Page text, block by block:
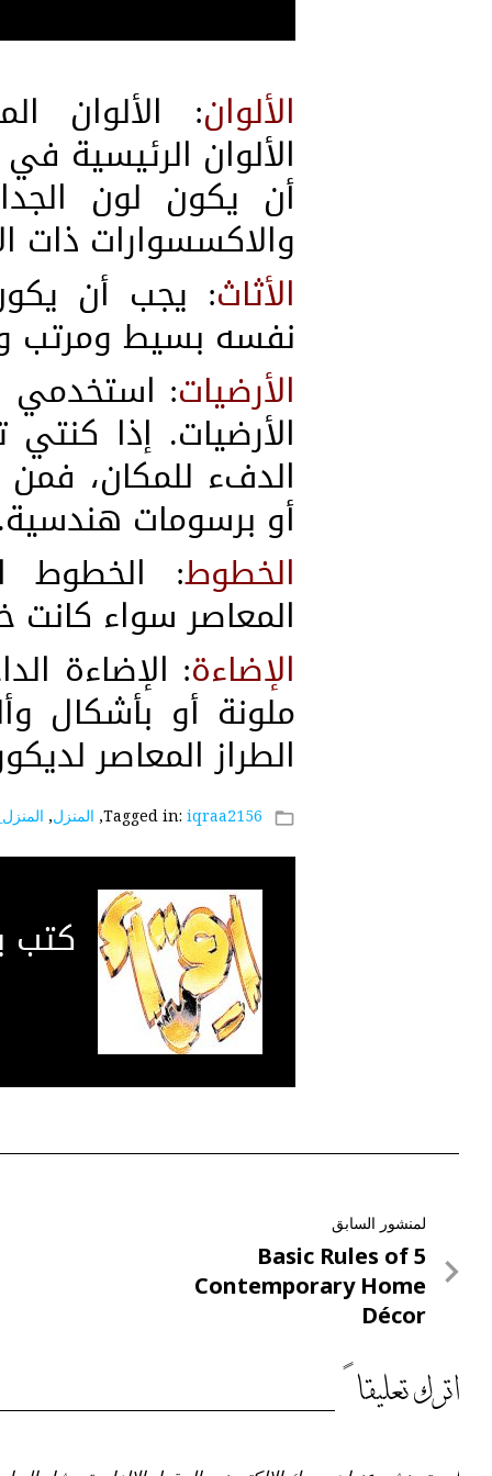
الألوان: الألوان
الألوان الرئيسية
أن يكون لون
والاكسسوارات ذات
الأثاث: يجب أن
نفسه بسيط ومرتب
الأرضيات: استخدمي
الأرضيات. إذا
الدفء للمكان،
أو برسومات هندسية.
الخطوط: الخطوط
المعاصر سواء
الإضاءة: الإضاءة
ملونة أو بأشكال
الطراز المعاصر
folder_open
Tagged in: iqraa2156
, المنزل,
كتب
تصفّح
المقالات
لمنشور السابق
لمنشور
السابق
5 Basic Rules of
Contemporary Home
Décor
اترك تعليقاً